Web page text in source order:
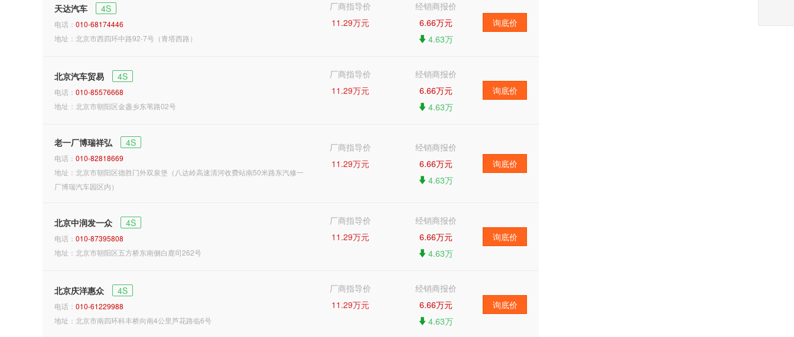
天达汽车 4S
电话： 010-68174446
地址：北京市西四环中路92-7号（青塔西路）
厂商指导价
11.29万元
经销商报价
6.66万元
4.63万
询底价
北京汽车贸易 4S
电话： 010-85576668
地址：北京市朝阳区金盏乡东苇路02号
厂商指导价
11.29万元
经销商报价
6.66万元
4.63万
询底价
老一厂博瑞祥弘 4S
电话： 010-82818669
地址：北京市朝阳区德胜门外双泉堡（八达岭高速清河收费站南50米路东汽修一
厂博瑞汽车园区内）
厂商指导价
11.29万元
经销商报价
6.66万元
4.63万
询底价
北京中润发一众 4S
电话： 010-87395808
地址：北京市朝阳区五方桥东南侧白鹿司262号
厂商指导价
11.29万元
经销商报价
6.66万元
4.63万
询底价
北京庆洋惠众 4S
电话： 010-61229988
地址：北京市南四环科丰桥向南4公里芦花路临6号
厂商指导价
11.29万元
经销商报价
6.66万元
4.63万
询底价